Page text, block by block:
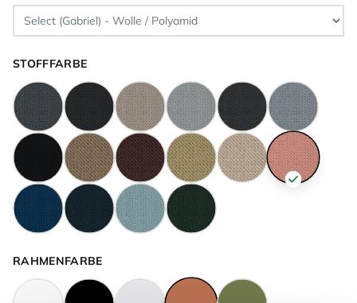
STOFFFARBE
RAHMENFARBE